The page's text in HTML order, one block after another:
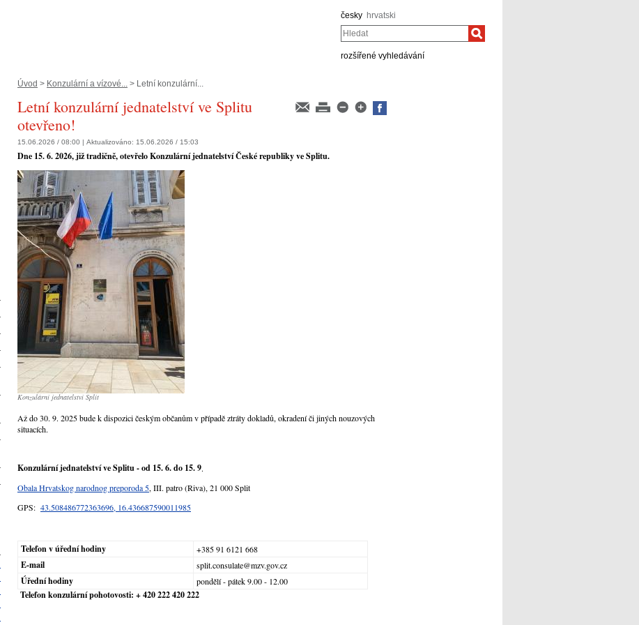
česky hrvatski
Hledat
rozšířené vyhledávání
Úvod > Konzulární a vízové... > Letní konzulární...
Letní konzulární jednatelství ve Splitu
otevřeno!
15.06.2026 / 08:00 | Aktualizováno: 15.06.2026 / 15:03
Dne 15. 6. 2026, již tradičně, otevřelo Konzulární jednatelství České republiky ve Splitu.
Konzulární jednatelství Split
Až do 30. 9. 2025 bude k dispozici českým občanům v případě ztráty dokladů, okradení či jiných nouzových
situacích.
Konzulární jednatelství ve Splitu - od 15. 6. do 15. 9.
Obala Hrvatskog narodnog preporoda 5, III. patro (Riva), 21 000 Split
GPS: 43.508486772363696, 16.436687590011985
Telefon v úřední hodiny +385 91 6121 668
E-mail split.consulate@mzv.gov.cz
Úřední hodiny pondělí - pátek 9.00 - 12.00
Telefon konzulární pohotovosti: + 420 222 420 222